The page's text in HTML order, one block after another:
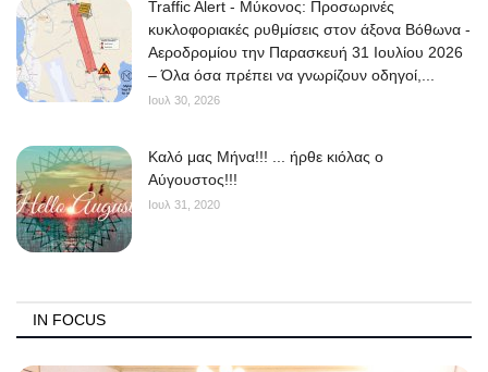
Traffic Alert - Μύκονος: Προσωρινές
κυκλοφοριακές ρυθμίσεις στον άξονα Βόθωνα -
Αεροδρομίου την Παρασκευή 31 Ιουλίου 2026
– Όλα όσα πρέπει να γνωρίζουν οδηγοί,...
Ιουλ 30, 2026
Kαλό μας Μήνα!!! ... ήρθε κιόλας ο
Αύγουστος!!!
Ιουλ 31, 2020
IN FOCUS